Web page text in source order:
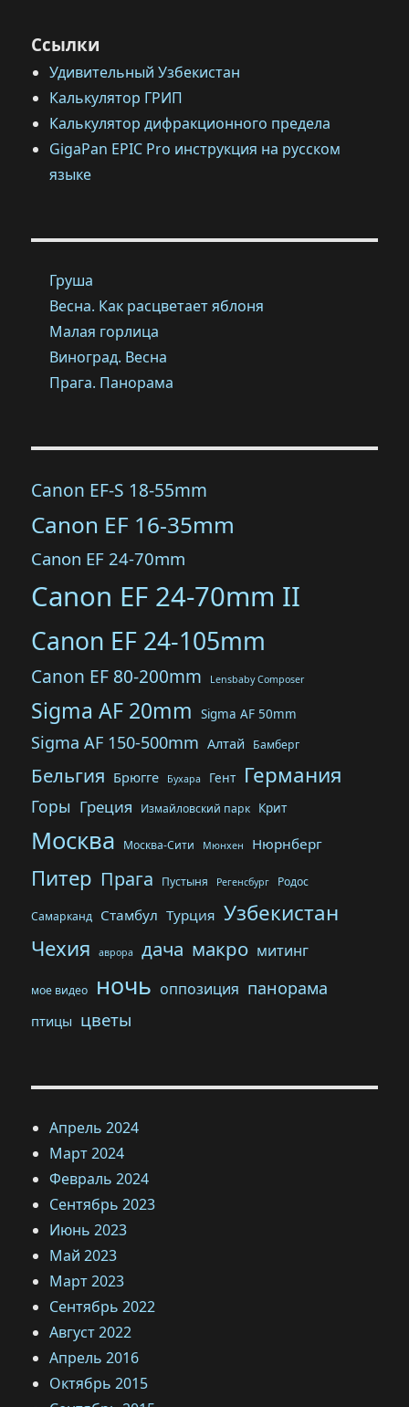
Ссылки
Удивительный Узбекистан
Калькулятор ГРИП
Калькулятор дифракционного предела
GigaPan EPIC Pro инструкция на русском
языке
Груша
Весна. Как расцветает яблоня
Малая горлица
Виноград. Весна
Прага. Панорама
Canon EF-S 18-55mm
Canon EF 16-35mm
Canon EF 24-70mm
Canon EF 24-70mm II
Canon EF 24-105mm
Canon EF 80-200mm Lensbaby Composer
Sigma AF 20mm Sigma AF 50mm
Sigma AF 150-500mm Алтай Бамберг
Бельгия Брюгге Бухара Гент Германия
Горы Греция Измайловский парк Крит
Москва Москва-Сити Мюнхен Нюрнберг
Питер Прага Пустыня Регенсбург Родос
Самарканд Стамбул Турция Узбекистан
Чехия аврора дача макро митинг
мое видео ночь оппозиция панорама
птицы цветы
Апрель 2024
Март 2024
Февраль 2024
Сентябрь 2023
Июнь 2023
Май 2023
Март 2023
Сентябрь 2022
Август 2022
Апрель 2016
Октябрь 2015